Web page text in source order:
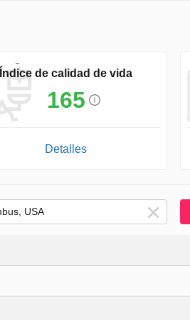
Índice de calidad de vida
165
Detalles